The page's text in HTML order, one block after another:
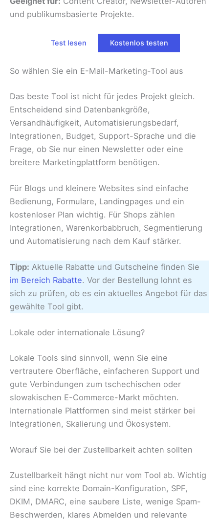
und publikumsbasierte Projekte.
Test lesen Kostenlos testen
So wählen Sie ein E-Mail-Marketing-Tool aus
Das beste Tool ist nicht für jedes Projekt gleich.
Entscheidend sind Datenbankgröße,
Versandhäufigkeit, Automatisierungsbedarf,
Integrationen, Budget, Support-Sprache und die
Frage, ob Sie nur einen Newsletter oder eine
breitere Marketingplattform benötigen.
Für Blogs und kleinere Websites sind einfache
Bedienung, Formulare, Landingpages und ein
kostenloser Plan wichtig. Für Shops zählen
Integrationen, Warenkorbabbruch, Segmentierung
und Automatisierung nach dem Kauf stärker.
Tipp: Aktuelle Rabatte und Gutscheine finden Sie
im Bereich Rabatte. Vor der Bestellung lohnt es
sich zu prüfen, ob es ein aktuelles Angebot für das
gewählte Tool gibt.
Lokale oder internationale Lösung?
Lokale Tools sind sinnvoll, wenn Sie eine
vertrautere Oberfläche, einfacheren Support und
gute Verbindungen zum tschechischen oder
slowakischen E-Commerce-Markt möchten.
Internationale Plattformen sind meist stärker bei
Integrationen, Skalierung und Ökosystem.
Worauf Sie bei der Zustellbarkeit achten sollten
Zustellbarkeit hängt nicht nur vom Tool ab. Wichtig
sind eine korrekte Domain-Konfiguration, SPF,
DKIM, DMARC, eine saubere Liste, wenige Spam-
Beschwerden, klares Abmelden und relevante